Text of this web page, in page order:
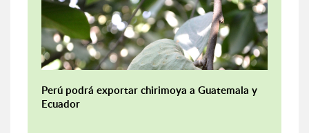
Perú podrá exportar chirimoya a Guatemala y
Ecuador